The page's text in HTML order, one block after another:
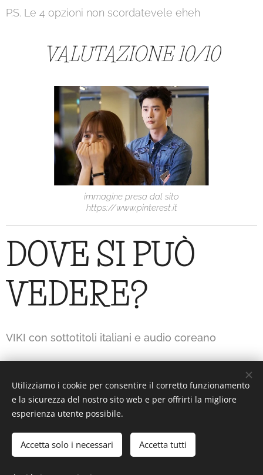
P.S. Le 4 opzioni non scordatevele eheh
VALUTAZIONE 10/10
immagine presa dal sito
https://www.pinterest.it
DOVE SI PUÒ
VEDERE?
VIKI con sottotitoli italiani e audio coreano
Interesting or Not?
Utilizziamo i cookie per consentire il corretto funzionamento
e la sicurezza del nostro sito web e per offrirti la migliore
esperienza utente possibile.
Accetta solo i necessari Accetta tutti